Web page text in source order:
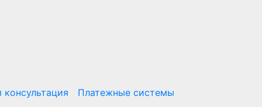
Платежные системы